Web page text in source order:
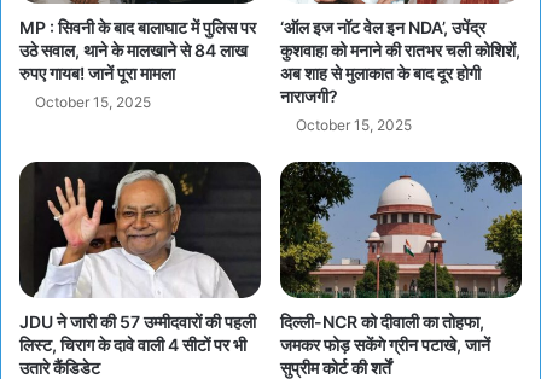
MP : सिवनी के बाद बालाघाट में पुलिस पर
उठे सवाल, थाने के मालखाने से 84 लाख
रुपए गायब! जानें पूरा मामला
October 15, 2025
‘ऑल इज नॉट वेल इन NDA’, उपेंद्र
कुशवाहा को मनाने की रातभर चली कोशिशें,
अब शाह से मुलाकात के बाद दूर होगी
नाराजगी?
October 15, 2025
JDU ने जारी की 57 उम्मीदवारों की पहली
लिस्ट, चिराग के दावे वाली 4 सीटों पर भी
उतारे कैंडिडेट
दिल्ली-NCR को दीवाली का तोहफा,
जमकर फोड़ सकेंगे ग्रीन पटाखे, जानें
सुप्रीम कोर्ट की शर्तें